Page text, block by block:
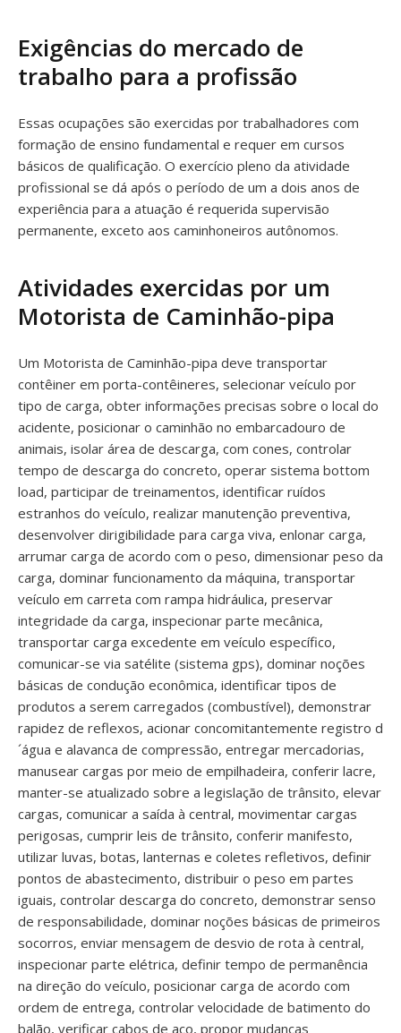
Exigências do mercado de
trabalho para a profissão
Essas ocupações são exercidas por trabalhadores com
formação de ensino fundamental e requer em cursos
básicos de qualificação. O exercício pleno da atividade
profissional se dá após o período de um a dois anos de
experiência para a atuação é requerida supervisão
permanente, exceto aos caminhoneiros autônomos.
Atividades exercidas por um
Motorista de Caminhão-pipa
Um Motorista de Caminhão-pipa deve transportar
contêiner em porta-contêineres, selecionar veículo por
tipo de carga, obter informações precisas sobre o local do
acidente, posicionar o caminhão no embarcadouro de
animais, isolar área de descarga, com cones, controlar
tempo de descarga do concreto, operar sistema bottom
load, participar de treinamentos, identificar ruídos
estranhos do veículo, realizar manutenção preventiva,
desenvolver dirigibilidade para carga viva, enlonar carga,
arrumar carga de acordo com o peso, dimensionar peso da
carga, dominar funcionamento da máquina, transportar
veículo em carreta com rampa hidráulica, preservar
integridade da carga, inspecionar parte mecânica,
transportar carga excedente em veículo específico,
comunicar-se via satélite (sistema gps), dominar noções
básicas de condução econômica, identificar tipos de
produtos a serem carregados (combustível), demonstrar
rapidez de reflexos, acionar concomitantemente registro d
´água e alavanca de compressão, entregar mercadorias,
manusear cargas por meio de empilhadeira, conferir lacre,
manter-se atualizado sobre a legislação de trânsito, elevar
cargas, comunicar a saída à central, movimentar cargas
perigosas, cumprir leis de trânsito, conferir manifesto,
utilizar luvas, botas, lanternas e coletes refletivos, definir
pontos de abastecimento, distribuir o peso em partes
iguais, controlar descarga do concreto, demonstrar senso
de responsabilidade, dominar noções básicas de primeiros
socorros, enviar mensagem de desvio de rota à central,
inspecionar parte elétrica, definir tempo de permanência
na direção do veículo, posicionar carga de acordo com
ordem de entrega, controlar velocidade de batimento do
balão, verificar cabos de aço, propor mudanças